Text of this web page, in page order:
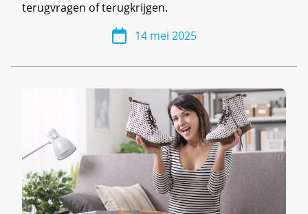
terugvragen of terugkrijgen.
14 mei 2025